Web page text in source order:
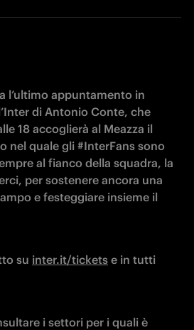
l’ultimo appuntamento in
di Antonio Conte, che
18 accoglierà al Meazza il
nel quale gli #InterFans sono
al fianco della squadra, la
per sostenere ancora una
e festeggiare insieme il
su inter.it/tickets e in tutti
i settori per i quali è